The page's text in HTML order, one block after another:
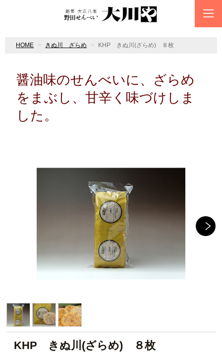
HOME きぬ川 ざらめ KHP きぬ川(ざらめ) ８枚
醤油味のせんべいに、ざらめ
をまぶし、甘辛く味づけしま
した。
KHP きぬ川(ざらめ) ８枚